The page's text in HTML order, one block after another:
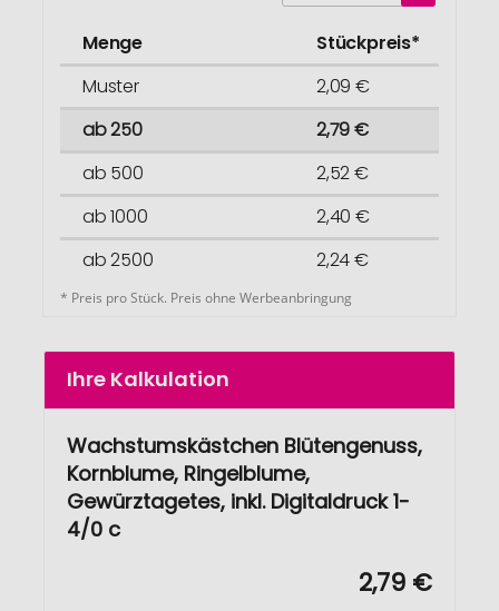
Menge
Stückpreis*
Muster
2,09 €
ab 250
2,79 €
ab 500
2,52 €
ab 1000
2,40 €
ab 2500
2,24 €
* Preis pro Stück. Preis ohne Werbeanbringung
Ihre Kalkulation
Wachstumskästchen Blütengenuss,
Kornblume, Ringelblume,
Gewürztagetes, inkl. Digitaldruck 1-
4/0 c
2,79 €